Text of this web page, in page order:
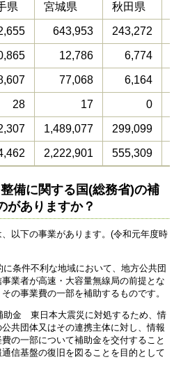
県 宮城県 秋田県
643,953 243,272
12,786 6,774
77,068 6,164
28 17 0
1,489,077 299,099
2,222,901 555,309
備に関する国(総務省)の補
がありますか？
以下の事業があります。(令和元年度時
条件不利な地域において、地方公共団
業者が高速・大容量無線局の前提とな
の事業費の一部を補助するものです。
助金 東日本大震災に対処するため、情
共団体又はその連携主体に対し、情報
の一部について補助金を交付すること
信基盤の復旧を図ることを目的として